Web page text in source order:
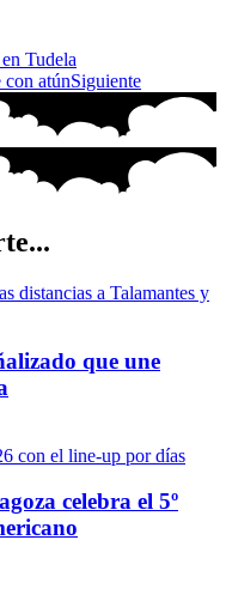
Tudela
con atúnSiguiente
que une
celebra el 5º